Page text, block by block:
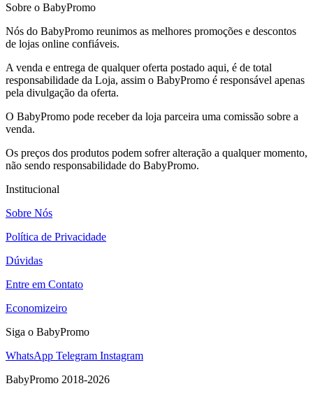
Sobre o BabyPromo
Nós do BabyPromo reunimos as melhores promoções e descontos
de lojas online confiáveis.
A venda e entrega de qualquer oferta postado aqui, é de total
responsabilidade da Loja, assim o BabyPromo é responsável apenas
pela divulgação da oferta.
O BabyPromo pode receber da loja parceira uma comissão sobre a
venda.
Os preços dos produtos podem sofrer alteração a qualquer momento,
não sendo responsabilidade do BabyPromo.
Institucional
Sobre Nós
Política de Privacidade
Dúvidas
Entre em Contato
Economizeiro
Siga o BabyPromo
WhatsApp Telegram Instagram
BabyPromo 2018-2026